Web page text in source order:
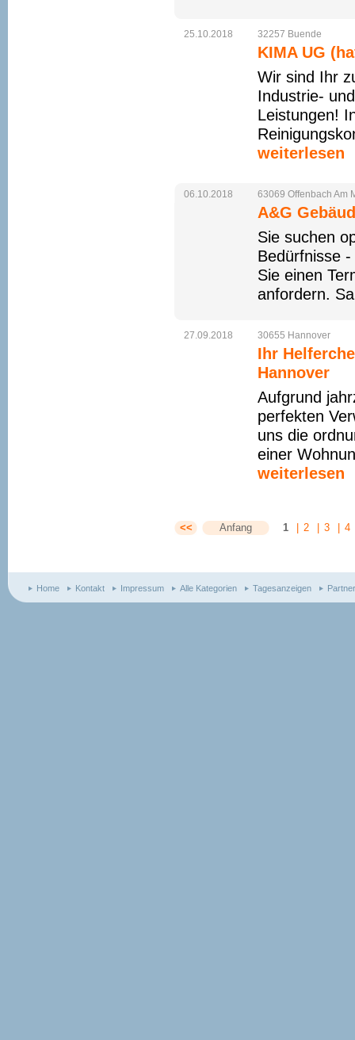
25.10.2018 32257 Buende
KIMA UG
Wir sind Ihr
Industrie-
Leistungen!
weiterlesen
06.10.2018 63069 Offenbach Am
A&G
Sie suchen
Bedürfnisse
Sie einen
anfordern.
27.09.2018 30655 Hannover
Ihr
Hannover
Aufgrund
perfekten
uns die
einer
weiterlesen
<< Anfang 1 2 3 4
Home Kontakt Impressum Alle Kategorien Tagesanzeigen Partner